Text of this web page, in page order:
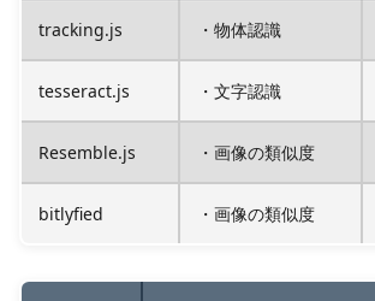
tracking.js ・物体認識
tesseract.js ・文字認識
Resemble.js ・画像の類似度
bitlyfied ・画像の類似度